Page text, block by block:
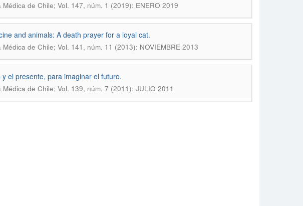
Médica de Chile; Vol. 147, núm. 1 (2019): ENERO 2019
and animals: A death prayer for a loyal cat.
Médica de Chile; Vol. 141, núm. 11 (2013): NOVIEMBRE 2013
el presente, para imaginar el futuro.
Médica de Chile; Vol. 139, núm. 7 (2011): JULIO 2011